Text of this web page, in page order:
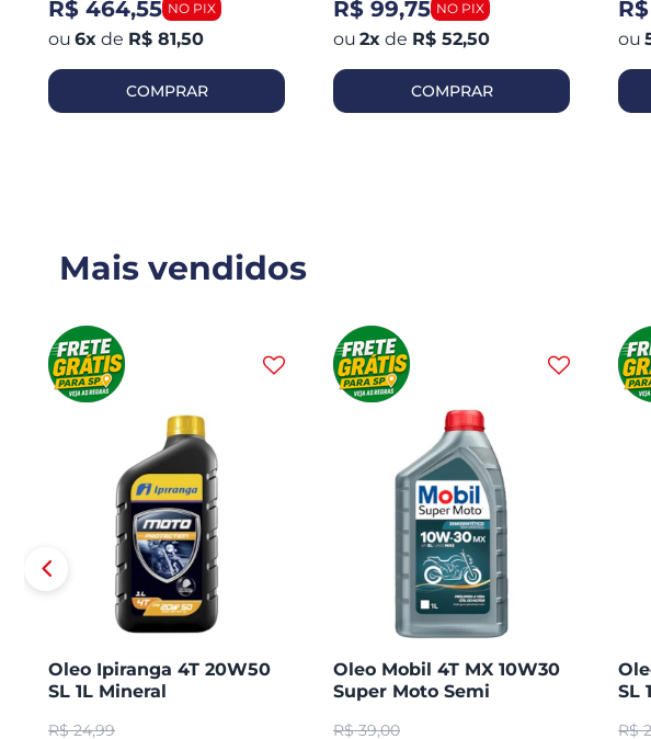
R$ 464,55
6x de R$ 81,50
COMPRAR
R$ 99,75
2x de R$ 52,50
COMPRAR
Mais vendidos
Oleo Ipiranga 4T 20W50
SL 1L Mineral
R$ 24,99
Oleo Mobil 4T MX 10W30
Super Moto Semi
R$ 39,00
SL
R$